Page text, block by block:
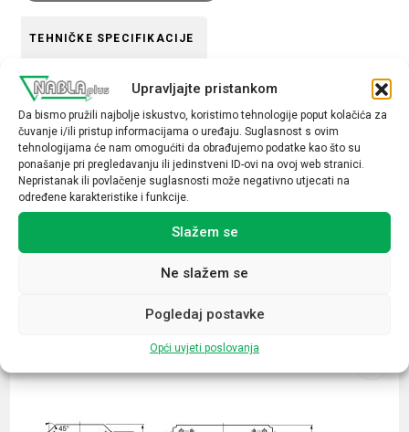
Upravljajte pristankom
Da bismo pružili najbolje iskustvo, koristimo tehnologije poput kolačića za
čuvanje i/ili pristup informacijama o uređaju. Suglasnost s ovim
tehnologijama će nam omogućiti da obrađujemo podatke kao što su
ponašanje pri pregledavanju ili jedinstveni ID-ovi na ovoj web stranici.
Nepristanak ili povlačenje suglasnosti može negativno utjecati na
određene karakteristike i funkcije.
Slažem se
Ne slažem se
Pogledaj postavke
Opći uvjeti poslovanja
TEHNIČKE SPECIFIKACIJE
Boja
crvena
Tip opreme
glava tipkala